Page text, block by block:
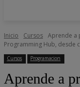
Inicio Cursos Aprende a
Programming Hub, desde
Cursos Programacion
Aprende a